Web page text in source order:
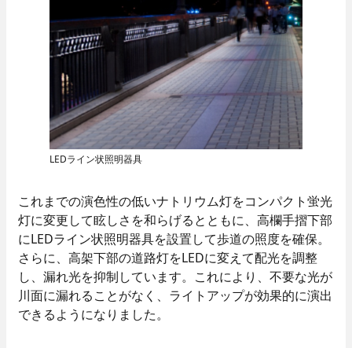
LEDライン状照明器具
これまでの演色性の低いナトリウム灯をコンパクト蛍光
灯に変更して眩しさを和らげるとともに、高欄手摺下部
にLEDライン状照明器具を設置して歩道の照度を確保。
さらに、高架下部の道路灯をLEDに変えて配光を調整
し、漏れ光を抑制しています。これにより、不要な光が
川面に漏れることがなく、ライトアップが効果的に演出
できるようになりました。